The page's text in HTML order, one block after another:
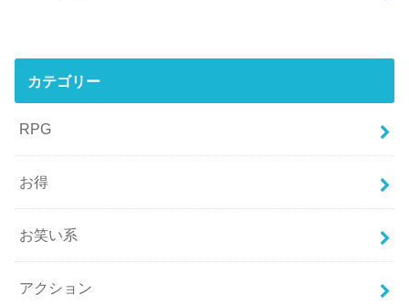
カテゴリー
RPG
お得
お笑い系
アクション